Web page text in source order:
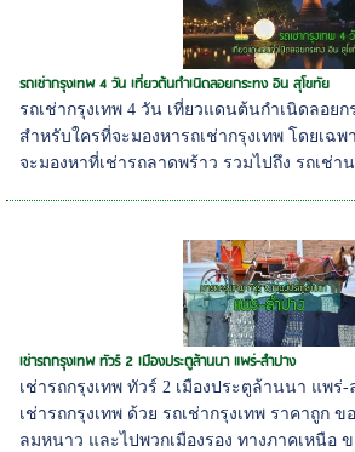
รถเช่ากรุงเทพ 4 วัน เที่ยวต้นกำเนิดลอยกระทง อิน สุโขทัย
รถเช่ากรุงเทพ 4 วัน เที่ยวแดนต้นกำเนิดลอย
สำหรับใครที่จะมองหารถเช่ากรุงเทพ โดยเฉ
จะมองหาที่เช่ารถลาดพร้าว รวมไปถึง รถเช่า
เช่ารถกรุงเทพ ทัวร์ 2 เมืองประตูล้านนา แพร่-ลำปาง
เช่ารถกรุงเทพ ทัวร์ 2 เมืองประตูล้านนา แพ
เช่ารถกรุงเทพ ด้วย รถเช่ากรุงเทพ ราคาถูก ข
ลมหนาว และไปพวกเมืองรอง ทางภาคเหนือ